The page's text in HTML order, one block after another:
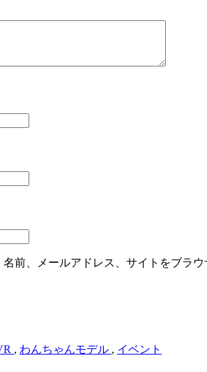
名前、メールアドレス、サイトをブラ
, わんちゃんモデル , イベント